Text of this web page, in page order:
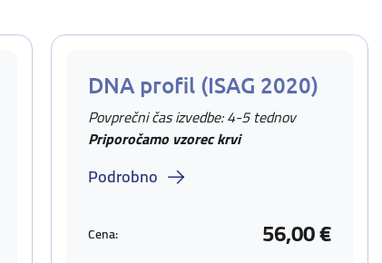
DNA profil (ISAG 2020)
Povprečni čas izvedbe: 4-5 tednov
Priporočamo vzorec krvi
Podrobno
Cena: 56,00 €